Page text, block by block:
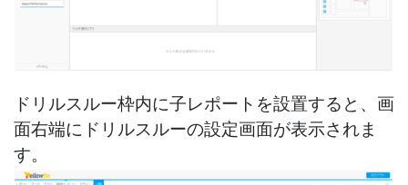
ドリルスルー枠内に子レポートを設置すると、画
面右端にドリルスルーの設定画面が表示されま
す。